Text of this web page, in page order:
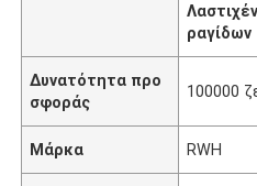
ραγίδων
Δυνατότητα προ
σφοράς
100000
Μάρκα RWH